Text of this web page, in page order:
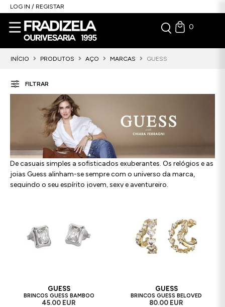
LOG IN / REGISTAR
0
INÍCIO PRODUTOS AÇO MARCAS GUESS
FILTRAR
De casuais simples a sofisticados exuberantes. Os relógios e as
joias Guess alinham-se sempre com o universo da marca,
seguindo o seu espírito jovem, sexy e aventureiro.
GUESS
BRINCOS GUESS BAMBOO
45.00 EUR
GUESS
BRINCOS GUESS BELOVED
80.00 EUR